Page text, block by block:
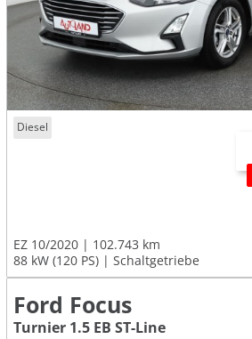
Diesel
EZ 10/2020
102.743 km
88 kW (120 PS)
Schaltgetriebe
Ford Focus
Turnier 1.5 EB ST-Line